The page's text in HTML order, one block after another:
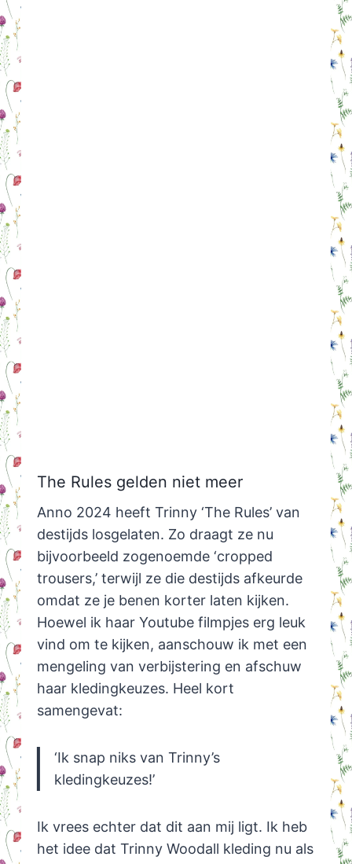
The Rules gelden niet meer
Anno 2024 heeft Trinny ‘The Rules’ van
destijds losgelaten. Zo draagt ze nu
bijvoorbeeld zogenoemde ‘cropped
trousers,’ terwijl ze die destijds afkeurde
omdat ze je benen korter laten kijken.
Hoewel ik haar Youtube filmpjes erg leuk
vind om te kijken, aanschouw ik met een
mengeling van verbijstering en afschuw
haar kledingkeuzes. Heel kort
samengevat:
‘Ik snap niks van Trinny’s
kledingkeuzes!’
Ik vrees echter dat dit aan mij ligt. Ik heb
het idee dat Trinny Woodall kleding nu als